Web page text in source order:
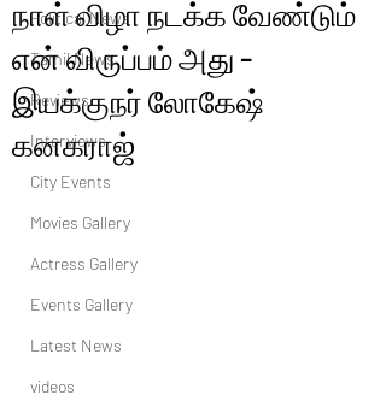
Political News
Tamil News
Reviews
Interviews
City Events
Movies Gallery
Actress Gallery
Events Gallery
Latest News
videos
நாள் விழா நடக்க வேண்டும்
என் விருப்பம் அது -
இயக்குநர் லோகேஷ்
கனகராஜ்